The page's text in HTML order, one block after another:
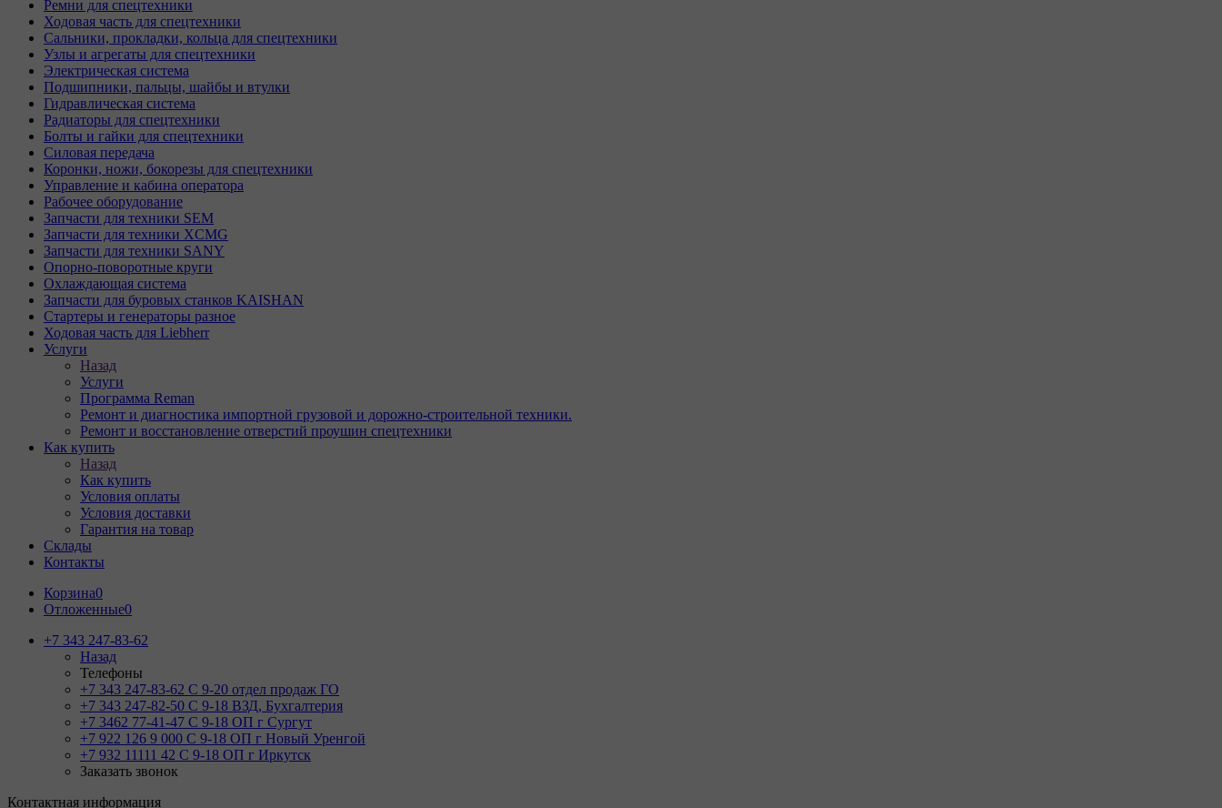
Ремни для спецтехники
Ходовая часть для спецтехники
Сальники, прокладки, кольца для спецтехники
Узлы и агрегаты для спецтехники
Электрическая система
Подшипники, пальцы, шайбы и втулки
Гидравлическая система
Радиаторы для спецтехники
Болты и гайки для спецтехники
Силовая передача
Коронки, ножи, бокорезы для спецтехники
Управление и кабина оператора
Рабочее оборудование
Запчасти для техники SEM
Запчасти для техники XCMG
Запчасти для техники SANY
Опорно-поворотные круги
Охлаждающая система
Запчасти для буровых станков KAISHAN
Стартеры и генераторы разное
Ходовая часть для Liebherr
Услуги
Назад
Услуги
Программа Reman
Ремонт и диагностика импортной грузовой и дорожно-строительной техники.
Ремонт и восстановление отверстий проушин спецтехники
Как купить
Назад
Как купить
Условия оплаты
Условия доставки
Гарантия на товар
Склады
Контакты
Корзина0
Отложенные0
+7 343 247-83-62
Назад
Телефоны
+7 343 247-83-62 С 9-20 отдел продаж ГО
+7 343 247-82-50 С 9-18 ВЗД, Бухгалтерия
+7 3462 77-41-47 С 9-18 ОП г Сургут
+7 922 126 9 000 С 9-18 ОП г Новый Уренгой
+7 932 11111 42 С 9-18 ОП г Иркутск
Заказать звонок
Контактная информация